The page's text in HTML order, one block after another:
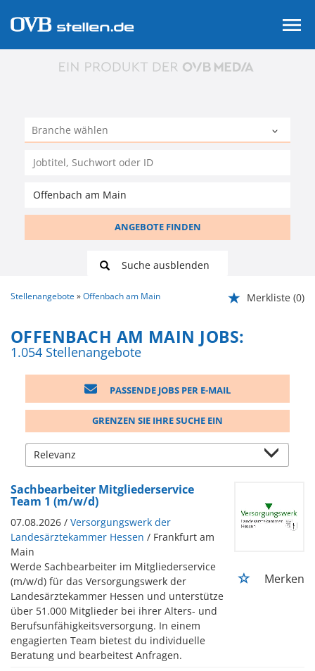
ANGEBOTE FINDEN
Suche ausblenden
Stellenangebote Offenbach am Main Merkliste (0)
OFFENBACH AM MAIN JOBS:
1.054 Stellenangebote
PASSENDE JOBS PER E-MAIL
GRENZEN SIE IHRE SUCHE EIN
Sachbearbeiter Mitgliederservice
Team 1 (m/w/d)
07.08.2026 / Versorgungswerk der
Landesärztekammer Hessen / Frankfurt am
Main
Werde Sachbearbeiter im Mitgliederservice
(m/w/d) für das Versorgungswerk der
Landesärztekammer Hessen und unterstütze
über 51.000 Mitglieder bei ihrer Alters- und
Berufsunfähigkeitsversorgung. In einem
engagierten Team bietest du individuelle
Beratung und bearbeitest Anfragen.
Merken